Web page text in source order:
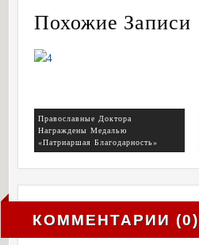
Похожие Записи
Православные Доктора
Награждены Медалью
«Патриаршая Благодарность»
КОММЕНТАРИИ (0)